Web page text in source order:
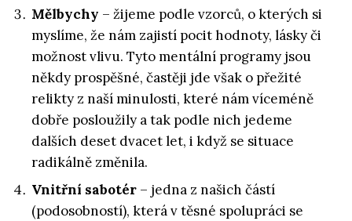
Mělbychy – žijeme podle vzorců, o kterých si
myslíme, že nám zajistí pocit hodnoty, lásky či
možnost vlivu. Tyto mentální programy jsou
někdy prospěšné, častěji jde však o přežité
relikty z naší minulosti, které nám víceméně
dobře posloužily a tak podle nich jedeme
dalších deset dvacet let, i když se situace
radikálně změnila.
Vnitřní sabotér – jedna z našich částí
(podosobností), která v těsné spolupráci se